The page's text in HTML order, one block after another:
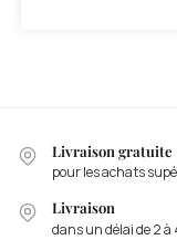
Livraison gratuite
pour les achats
Livraison
dans un délai de 2 à